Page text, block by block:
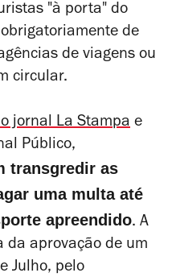
"à porta" do
de
de viagens ou
circular.
jornalLa Stampa e
Público,
transgredir as
uma multa até
apreendido. A
da aprovação de um
Julho, pelo